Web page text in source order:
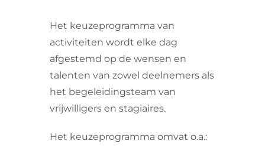
Het keuzeprogramma van
activiteiten wordt elke dag
afgestemd op de wensen en
talenten van zowel deelnemers als
het begeleidingsteam van
vrijwilligers en stagiaires.
Het keuzeprogramma omvat o.a.: